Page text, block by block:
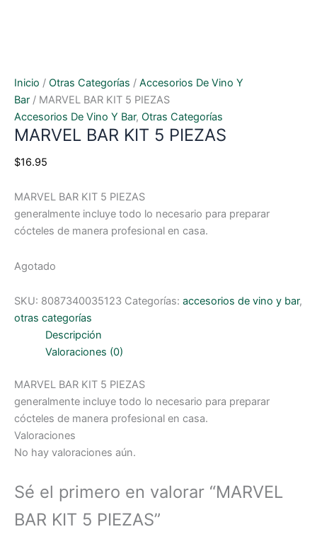
Inicio / Otras Categorías / Accesorios De Vino Y
Bar / MARVEL BAR KIT 5 PIEZAS
Accesorios De Vino Y Bar, Otras Categorías
MARVEL BAR KIT 5 PIEZAS
$16.95
MARVEL BAR KIT 5 PIEZAS
generalmente incluye todo lo necesario para preparar
cócteles de manera profesional en casa.
Agotado
SKU: 8087340035123 Categorías: accesorios de vino y bar,
otras categorías
Descripción
Valoraciones (0)
MARVEL BAR KIT 5 PIEZAS
generalmente incluye todo lo necesario para preparar
cócteles de manera profesional en casa.
Valoraciones
No hay valoraciones aún.
Sé el primero en valorar “MARVEL
BAR KIT 5 PIEZAS”